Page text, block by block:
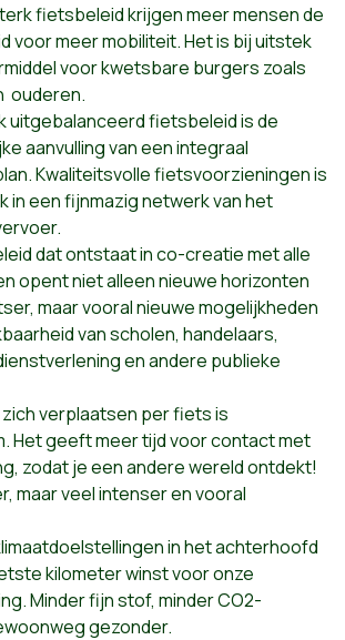
fietsbeleid krijgen meer mensen de
voor meer mobiliteit. Het is bij uitstek
voor kwetsbare burgers zoals
ouderen.
uitgebalanceerd fietsbeleid is de
aanvulling van een integraal
Kwaliteitsvolle fietsvoorzieningen is
in een fijnmazig netwerk van het
dat ontstaat in co-creatie met alle
opent niet alleen nieuwe horizonten
maar vooral nieuwe mogelijkheden
van scholen, handelaars,
en andere publieke
verplaatsen per fiets is
Het geeft meer tijd voor contact met
zodat je een andere wereld ontdekt!
maar veel intenser en vooral
in het achterhoofd
kilometer winst voor onze
Minder fijn stof, minder CO2-
gezonder.